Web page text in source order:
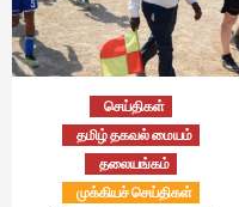
செய்திகள்
தமிழ் தகவல் மையம்
தலையங்கம்
முக்கியச் செய்திகள்